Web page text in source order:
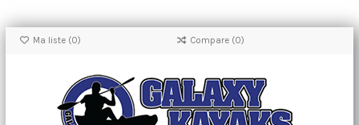
Ma liste (0) Compare (0)